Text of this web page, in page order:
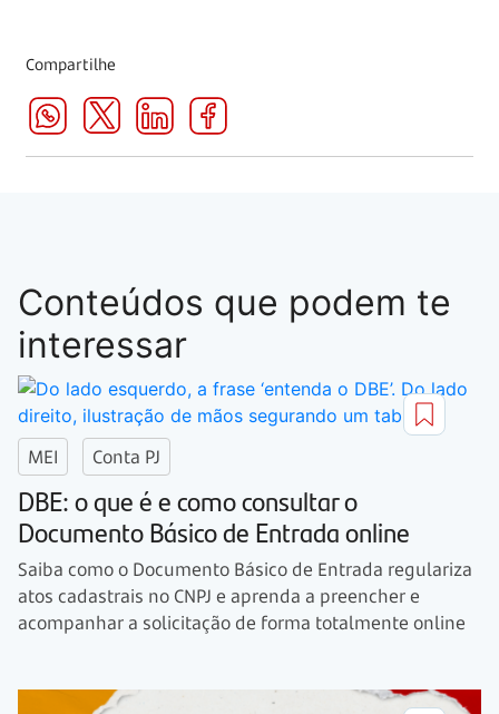
Compartilhe
Conteúdos que podem te
interessar
MEI Conta PJ
DBE: o que é e como consultar o
Documento Básico de Entrada online
Saiba como o Documento Básico de Entrada regulariza
atos cadastrais no CNPJ e aprenda a preencher e
acompanhar a solicitação de forma totalmente online